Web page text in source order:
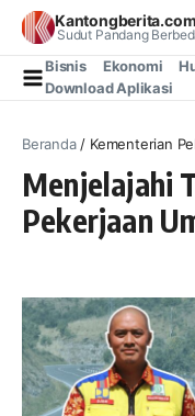
Lewati ke konten
Kantongberita.com
Sudut Pandang
Bisnis Ekonomi
Download Aplikasi
Beranda/ Kementerian
Menjelajahi
Pekerjaan